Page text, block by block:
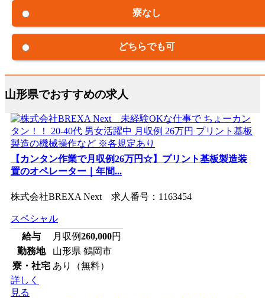
寮なし
どちらでも可
山形県でおすすめの求人
【カンタン作業で月収例26万円☆】プリント基板製造装
置のオペレーター｜年間...
株式会社BREXA Next 求人番号：1163454
スペシャル
給与
月収例260,000円
勤務地
山形県 鶴岡市
寮・社宅 あり（無料）
詳しく
見る